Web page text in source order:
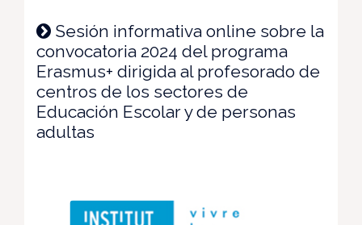
Sesión informativa online sobre la
convocatoria 2024 del programa
Erasmus+ dirigida al profesorado de
centros de los sectores de
Educación Escolar y de personas
adultas